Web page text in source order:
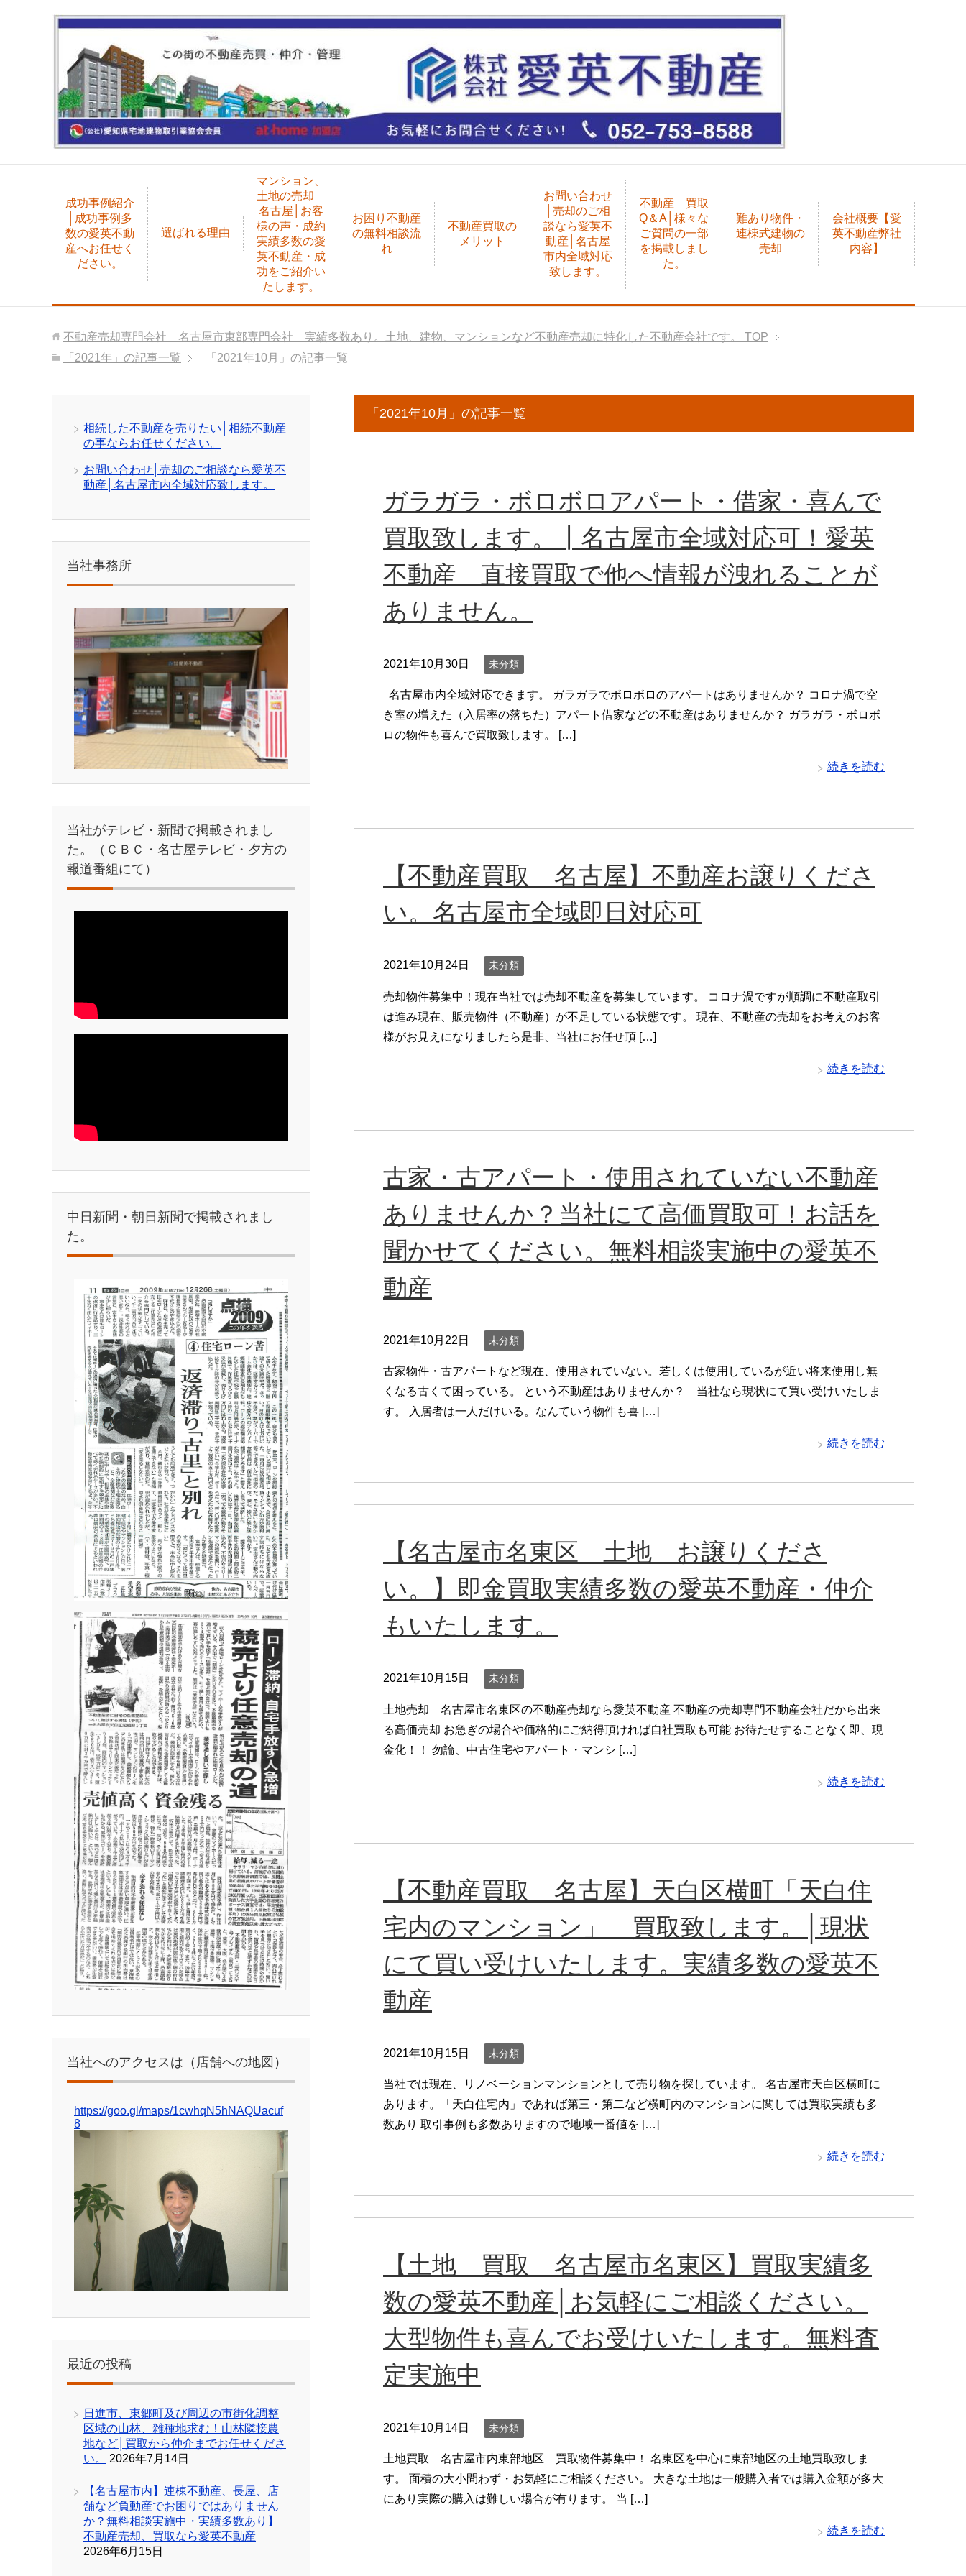
成功事例紹介
│成功事例多
数の愛英不動
産へお任せく
ださい。
選ばれる理由
マンション、
土地の売却
名古屋│お客
様の声・成約
実績多数の愛
英不動産・成
功をご紹介い
たします。
お困り不動産
の無料相談流
れ
不動産買取の
メリット
お問い合わせ
│売却のご相
談なら愛英不
動産│名古屋
市内全域対応
致します。
不動産 買取
Q＆A│様々な
ご質問の一部
を掲載しまし
た。
難あり物件・
連棟式建物の
売却
会社概要【愛
英不動産弊社
内容】
不動産売却専門会社 名古屋市東部専門会社 実績多数あり。土地、建物、マンションなど不動産売却に特化した不動産会社です。
TOP
「2021年」の記事一覧
「2021年10月」の記事一覧
「2021年10月」の記事一覧
ガラガラ・ボロボロアパート・借家・喜んで
買取致します。┃名古屋市全域対応可！愛英
不動産 直接買取で他へ情報が洩れることが
ありません。
2021年10月30日 未分類
名古屋市内全域対応できます。 ガラガラでボロボロのアパートはありませんか？ コロナ渦で空
き室の増えた（入居率の落ちた）アパート借家などの不動産はありませんか？ ガラガラ・ボロボ
ロの物件も喜んで買取致します。 […]
続きを読む
【不動産買取 名古屋】不動産お譲りくださ
い。名古屋市全域即日対応可
2021年10月24日 未分類
売却物件募集中！現在当社では売却不動産を募集しています。 コロナ渦ですが順調に不動産取引
は進み現在、販売物件（不動産）が不足している状態です。 現在、不動産の売却をお考えのお客
様がお見えになりましたら是非、当社にお任せ頂 […]
続きを読む
古家・古アパート・使用されていない不動産
ありませんか？当社にて高価買取可！お話を
聞かせてください。無料相談実施中の愛英不
動産
2021年10月22日 未分類
古家物件・古アパートなど現在、使用されていない。若しくは使用しているが近い将来使用し無
くなる古くて困っている。 という不動産はありませんか？ 当社なら現状にて買い受けいたしま
す。 入居者は一人だけいる。なんていう物件も喜 […]
続きを読む
【名古屋市名東区 土地 お譲りくださ
い。】即金買取実績多数の愛英不動産・仲介
もいたします。
2021年10月15日 未分類
土地売却 名古屋市名東区の不動産売却なら愛英不動産 不動産の売却専門不動産会社だから出来
る高価売却 お急ぎの場合や価格的にご納得頂ければ自社買取も可能 お待たせすることなく即、現
金化！！ 勿論、中古住宅やアパート・マンシ […]
続きを読む
【不動産買取 名古屋】天白区横町「天白住
宅内のマンション」 買取致します。│現状
にて買い受けいたします。実績多数の愛英不
動産
2021年10月15日 未分類
当社では現在、リノベーションマンションとして売り物を探しています。 名古屋市天白区横町に
あります。「天白住宅内」であれば第三・第二など横町内のマンションに関しては買取実績も多
数あり 取引事例も多数ありますので地域一番値を […]
続きを読む
【土地 買取 名古屋市名東区】買取実績多
数の愛英不動産│お気軽にご相談ください。
大型物件も喜んでお受けいたします。無料査
定実施中
2021年10月14日 未分類
土地買取 名古屋市内東部地区 買取物件募集中！ 名東区を中心に東部地区の土地買取致しま
す。 面積の大小問わず・お気軽にご相談ください。 大きな土地は一般購入者では購入金額が多大
にあり実際の購入は難しい場合が有ります。 当 […]
続きを読む
相続した不動産を売りたい│相続不動産
の事ならお任せください。
お問い合わせ│売却のご相談なら愛英不
動産│名古屋市内全域対応致します。
当社事務所
当社がテレビ・新聞で掲載されまし
た。（ＣＢＣ・名古屋テレビ・夕方の
報道番組にて）
中日新聞・朝日新聞で掲載されまし
た。
当社へのアクセスは（店舗への地図）
https://goo.gl/maps/1cwhqN5hNAQUacuf
8
最近の投稿
日進市、東郷町及び周辺の市街化調整
区域の山林、雑種地求む！山林隣接農
地など│買取から仲介までお任せくださ
い。
2026年7月14日
【名古屋市内】連棟不動産、長屋、店
舗など負動産でお困りではありません
か？無料相談実施中・実績多数あり】
不動産売却、買取なら愛英不動産
2026年6月15日